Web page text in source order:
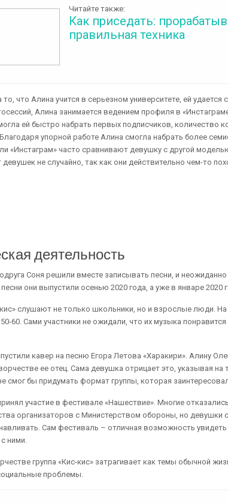
Читайте также:
Как приседать:
правильная техника
что Алина учится в серьезном университете, ей
Алина занимается ведением профиля в
ей быстро набрать первых подписчиков, количество
упорной работе Алина смогла набрать более
«Инстаграм» часто сравнивают девушку с другой
не случайно, так как они действительно чем-то
деятельность
Соня решили вместе записывать песни, и
они выпустили осенью 2020 года, а уже в январе 2020
кис» слушают не только школьники, но и взрослые люди.
60. Сами участники не ожидали, что их музыка
кавер на песню Егора Летова «Харакири». Алину
ее отец. Сама девушка отрицает это, указывая на
смог бы придумать формат группы, которая
участие в фестивале «Нашествие». Многие
организаторов с Министерством обороны, но девушки
Сам фестиваль – отличная возможность
ними.
группа «Кис-кис» затрагивает как темы обычной
проблемы.